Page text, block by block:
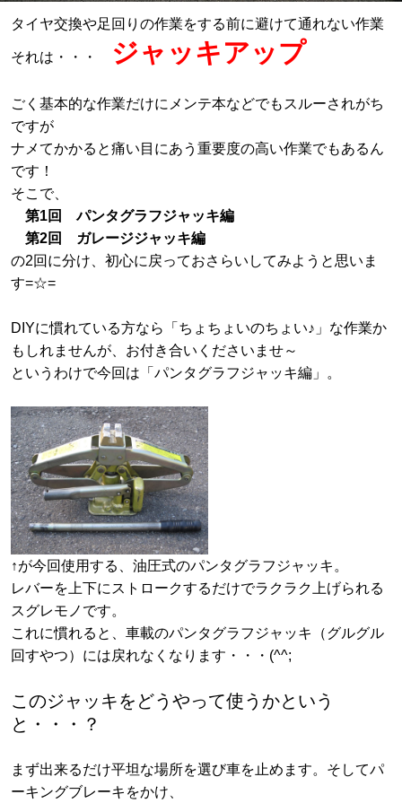
タイヤ交換や足回りの作業をする前に避けて通れない作業
それは・・・ ジャッキアップ
ごく基本的な作業だけにメンテ本などでもスルーされがち
ですが
ナメてかかると痛い目にあう重要度の高い作業でもあるん
です！
そこで、
第1回 パンタグラフジャッキ編
第2回 ガレージジャッキ編
の2回に分け、初心に戻っておさらいしてみようと思いま
す=☆=
DIYに慣れている方なら「ちょちょいのちょい♪」な作業か
もしれませんが、お付き合いくださいませ～
というわけで今回は 「パンタグラフジャッキ編」 。
↑が今回使用する、油圧式のパンタグラフジャッキ。
レバーを上下にストロークするだけでラクラク上げられる
スグレモノです。
これに慣れると、車載のパンタグラフジャッキ（グルグル
回すやつ）には戻れなくなります・・・(^^;
このジャッキをどうやって使うかという
と・・・？
まず出来るだけ平坦な場所を選び車を止めます。そしてパ
ーキングブレーキをかけ、